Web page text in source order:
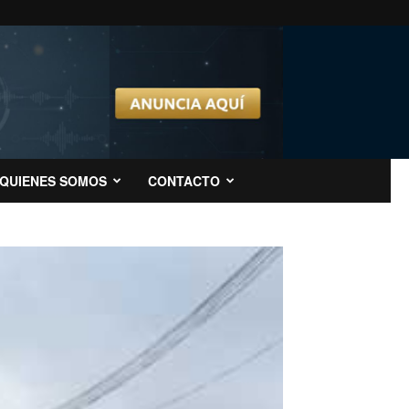
QUIENES SOMOS CONTACTO